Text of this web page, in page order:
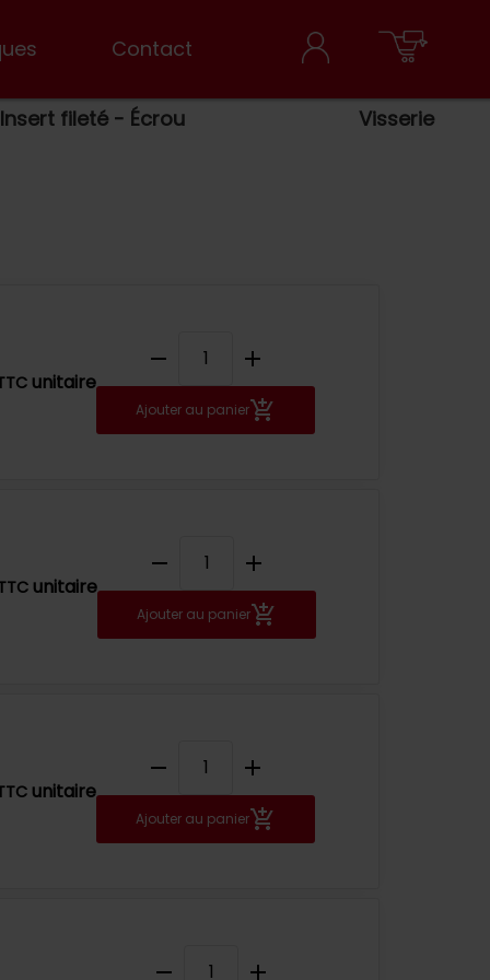
Contact
Insert fileté - Écrou Visserie
unitaire
remove add
Ajouter au panier
unitaire
remove add
Ajouter au panier
unitaire
remove add
Ajouter au panier
remove add